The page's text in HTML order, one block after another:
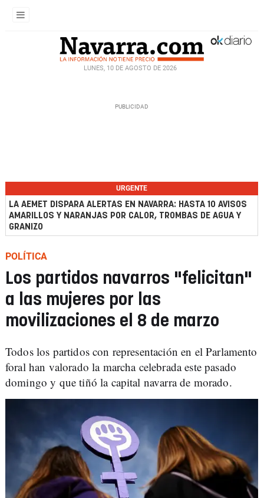
LUNES, 10 DE AGOSTO DE 2026
URGENTE
LA AEMET DISPARA ALERTAS EN NAVARRA: HASTA 10 AVISOS
AMARILLOS Y NARANJAS POR CALOR, TROMBAS DE AGUA Y
GRANIZO
POLÍTICA
Los partidos navarros "felicitan"
a las mujeres por las
movilizaciones el 8 de marzo
Todos los partidos con representación en el Parlamento
foral han valorado la marcha celebrada este pasado
domingo y que tiñó la capital navarra de morado.